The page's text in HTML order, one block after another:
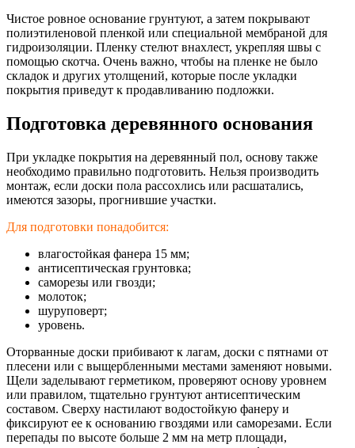
Чистое ровное основание грунтуют, а затем покрывают
полиэтиленовой пленкой или специальной мембраной для
гидроизоляции. Пленку стелют внахлест, укрепляя швы с
помощью скотча. Очень важно, чтобы на пленке не было
складок и других утолщений, которые после укладки
покрытия приведут к продавливанию подложки.
Подготовка деревянного основания
При укладке покрытия на деревянный пол, основу также
необходимо правильно подготовить. Нельзя производить
монтаж, если доски пола рассохлись или расшатались,
имеются зазоры, прогнившие участки.
Для подготовки понадобится:
влагостойкая фанера 15 мм;
антисептическая грунтовка;
саморезы или гвозди;
молоток;
шуруповерт;
уровень.
Оторванные доски прибивают к лагам, доски с пятнами от
плесени или с выщербленными местами заменяют новыми.
Щели заделывают герметиком, проверяют основу уровнем
или правилом, тщательно грунтуют антисептическим
составом. Сверху настилают водостойкую фанеру и
фиксируют ее к основанию гвоздями или саморезами. Если
перепады по высоте больше 2 мм на метр площади,